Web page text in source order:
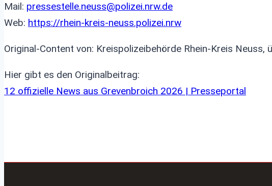
Mail: pressestelle.neuss@polizei.nrw.de
Web: https://rhein-kreis-neuss.polizei.nrw
Original-Content von: Kreispolizeibehörde Rhein-Kreis
Hier gibt es den Originalbeitrag:
12 offizielle News aus Grevenbroich 2026 | Presseportal